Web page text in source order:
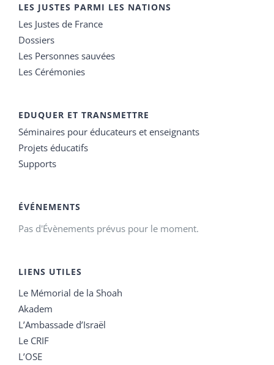
LES JUSTES PARMI LES NATIONS
Les Justes de France
Dossiers
Les Personnes sauvées
Les Cérémonies
EDUQUER ET TRANSMETTRE
Séminaires pour éducateurs et enseignants
Projets éducatifs
Supports
ÉVÉNEMENTS
Pas d'Évènements prévus pour le moment.
LIENS UTILES
Le Mémorial de la Shoah
Akadem
L’Ambassade d’Israël
Le CRIF
L’OSE